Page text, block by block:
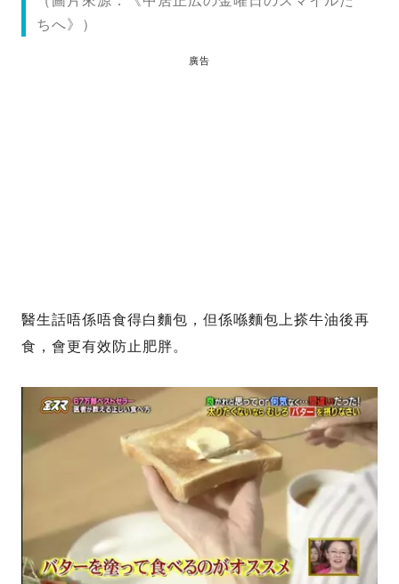
ちへ》）
廣告
醫生話唔係唔食得白麵包，但係喺麵包上搽牛油後再
食，會更有效防止肥胖。